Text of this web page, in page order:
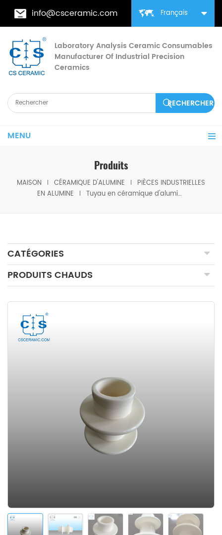
Français
info@csceramic.com
Laboratory Analysis Ceramic Consumables
Manufacturer Of Industrial Precision
Ceramics
MENU
Produits
MAISON CÉRAMIQUE D'ALUMINE
PIÈCES INDUSTRIELLES
EN ALUMINE
Tuyau en céramique d'alumine
CATÉGORIES
PRODUITS CHAUDS